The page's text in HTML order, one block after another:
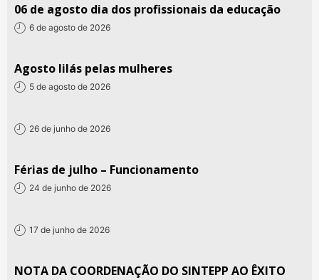
06 de agosto dia dos profissionais da educação
6 de agosto de 2026
Agosto lilás pelas mulheres
5 de agosto de 2026
26 de junho de 2026
Férias de julho – Funcionamento
24 de junho de 2026
17 de junho de 2026
NOTA DA COORDENAÇÃO DO SINTEPP AO ÊXITO